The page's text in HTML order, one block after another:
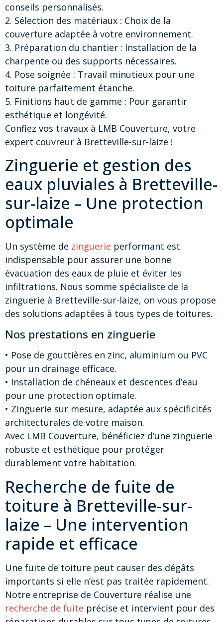
conseils personnalisés.
2. Sélection des matériaux : Choix de la
couverture adaptée à votre environnement.
3. Préparation du chantier : Installation de la
charpente ou des supports nécessaires.
4. Pose soignée : Travail minutieux pour une
toiture parfaitement étanche.
5. Finitions haut de gamme : Pour garantir
esthétique et longévité.
Confiez vos travaux à LMB Couverture, votre
expert couvreur à Bretteville-sur-laize !
Zinguerie et gestion des
eaux pluviales à Bretteville-
sur-laize – Une protection
optimale
Un système de zinguerie performant est
indispensable pour assurer une bonne
évacuation des eaux de pluie et éviter les
infiltrations. Nous somme spécialiste de la
zinguerie à Bretteville-sur-laize, on vous propose
des solutions adaptées à tous types de toitures.
Nos prestations en zinguerie
• Pose de gouttières en zinc, aluminium ou PVC
pour un drainage efficace.
• Installation de chéneaux et descentes d’eau
pour une protection optimale.
• Zinguerie sur mesure, adaptée aux spécificités
architecturales de votre maison.
Avec LMB Couverture, bénéficiez d’une zinguerie
robuste et esthétique pour protéger
durablement votre habitation.
Recherche de fuite de
toiture à Bretteville-sur-
laize – Une intervention
rapide et efficace
Une fuite de toiture peut causer des dégâts
importants si elle n’est pas traitée rapidement.
Notre entreprise de Couverture réalise une
recherche de fuite précise et intervient pour des